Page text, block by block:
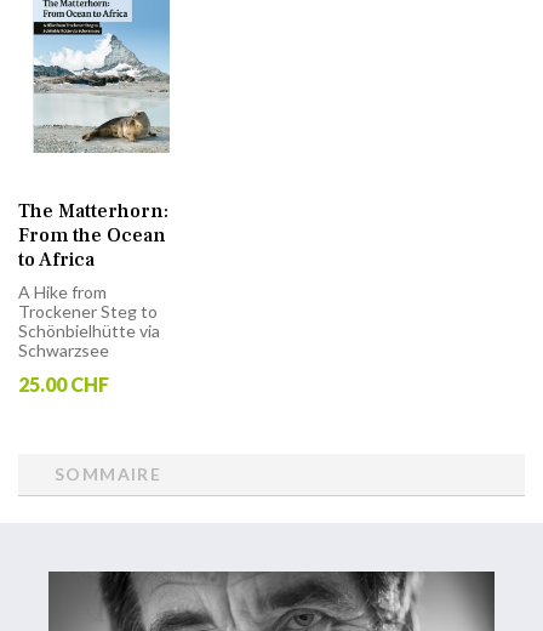
The Matterhorn:
From the Ocean
to Africa
A Hike from
Trockener Steg to
Schönbielhütte via
Schwarzsee
25.00 CHF
SOMMAIRE